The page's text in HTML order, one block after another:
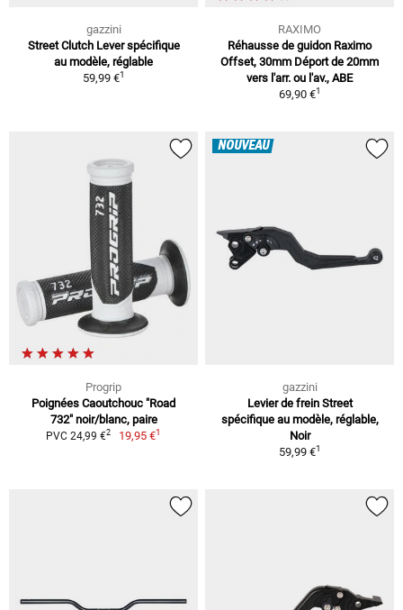
gazzini
Street Clutch Lever spécifique
au modèle, réglable
59,99 €1
RAXIMO
Réhausse de guidon Raximo
Offset, 30mm Déport de 20mm
vers l'arr. ou l'av., ABE
69,90 €1
Progrip
Poignées Caoutchouc "Road
732" noir/blanc, paire
PVC 24,99 €2 19,95 €1
NOUVEAU
gazzini
Levier de frein Street
spécifique au modèle, réglable,
Noir
59,99 €1